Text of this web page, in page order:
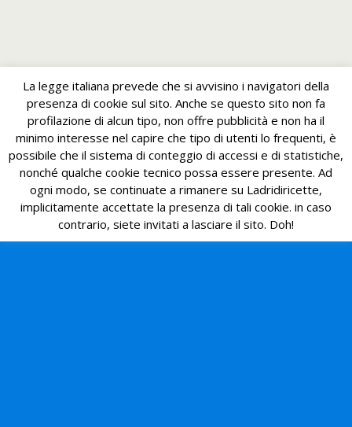
La legge italiana prevede che si avvisino i navigatori della
presenza di cookie sul sito. Anche se questo sito non fa
profilazione di alcun tipo, non offre pubblicità e non ha il
minimo interesse nel capire che tipo di utenti lo frequenti, è
possibile che il sistema di conteggio di accessi e di statistiche,
nonché qualche cookie tecnico possa essere presente. Ad
ogni modo, se continuate a rimanere su Ladridiricette,
implicitamente accettate la presenza di tali cookie. in caso
contrario, siete invitati a lasciare il sito. Doh!